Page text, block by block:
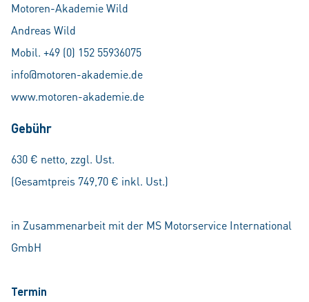
Motoren-Akademie Wild
Andreas Wild
Mobil. +49 (0) 152 55936075
info@motoren-akademie.de
www.motoren-akademie.de
Gebühr
630 € netto, zzgl. Ust.
(Gesamtpreis 749,70 € inkl. Ust.)
in Zusammenarbeit mit der MS Motorservice International
GmbH
Termin